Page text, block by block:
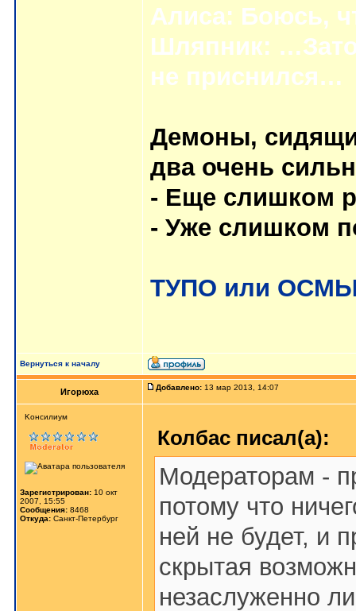
Алиса: Боюсь,
Шляпник:
не приснился…
Демоны,
два очень
- Еще слишком
- Уже слишком
ТУПО или
Вернуться к началу
Игорюха Добавлено: 13 мар 2013, 14:07
Kонсилиум
Зарегистрирован: 10 окт
2007, 15:55
Сообщения: 8468
Откуда: Санкт-Петербург
Колбас писал(а):
Модераторам -
потому что
ней не будет, и
скрытая
незаслуженно